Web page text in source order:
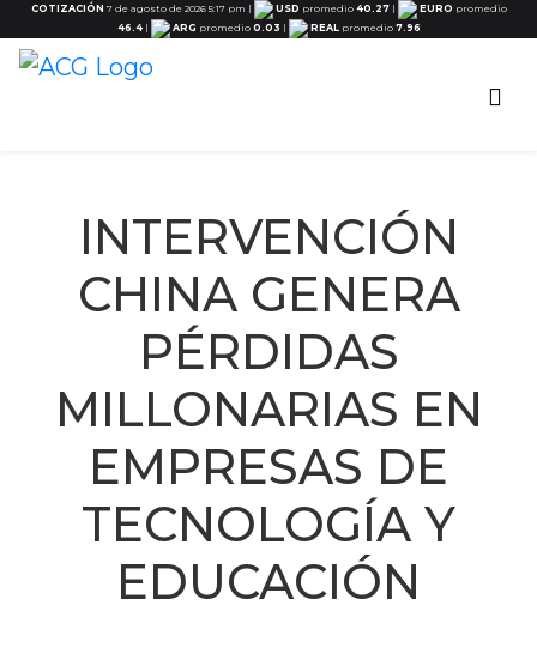
COTIZACIÓN 7 de agosto de 2026 5:17 pm | USD promedio 40.27 | EURO promedio
46.4 | ARG promedio 0.03 | REALpromedio 7.96
INTERVENCIÓN
CHINA GENERA
PÉRDIDAS
MILLONARIAS EN
EMPRESAS DE
TECNOLOGÍA Y
EDUCACIÓN